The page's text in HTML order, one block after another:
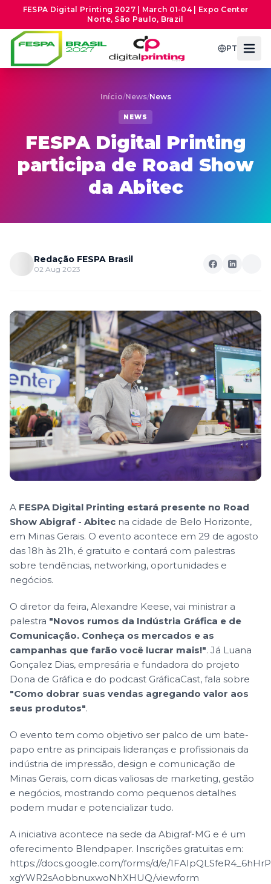
FESPA Digital Printing 2027 | March 01-04 | Expo Center
Norte, São Paulo, Brazil
PT
Início/News/News
NEWS
FESPA Digital Printing
participa de Road Show
da Abitec
Redação FESPA Brasil
02 Aug 2023
A FESPA Digital Printing estará presente no Road
Show Abigraf - Abitec na cidade de Belo Horizonte,
em Minas Gerais. O evento acontece em 29 de agosto
das 18h às 21h, é gratuito e contará com palestras
sobre tendências, networking, oportunidades e
negócios.
O diretor da feira, Alexandre Keese, vai ministrar a
palestra "Novos rumos da Indústria Gráfica e de
Comunicação. Conheça os mercados e as
campanhas que farão você lucrar mais!". Já Luana
Gonçalez Dias, empresária e fundadora do projeto
Dona de Gráfica e do podcast GráficaCast, fala sobre
"Como dobrar suas vendas agregando valor aos
seus produtos".
O evento tem como objetivo ser palco de um bate-
papo entre as principais lideranças e profissionais da
indústria de impressão, design e comunicação de
Minas Gerais, com dicas valiosas de marketing, gestão
e negócios, mostrando como pequenos detalhes
podem mudar e potencializar tudo.
A iniciativa acontece na sede da Abigraf-MG e é um
oferecimento Blendpaper. Inscrições gratuitas em:
https://docs.google.com/forms/d/e/
xgYWR2sAobbnuxwoNhXHUQ/viewform